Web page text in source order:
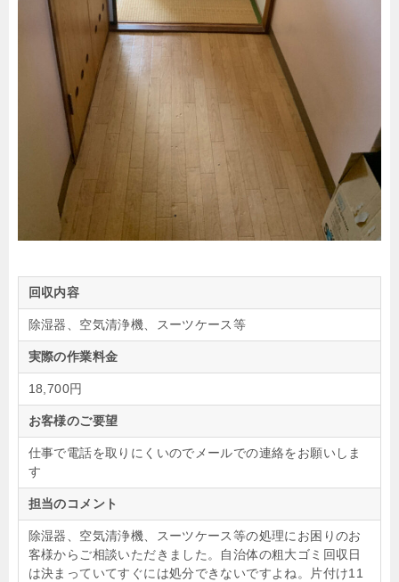
回収内容
除湿器、空気清浄機、スーツケース等
実際の作業料金
18,700円
お客様のご要望
仕事で電話を取りにくいのでメールでの連絡をお願いしま
す
担当のコメント
除湿器、空気清浄機、スーツケース等の処理にお困りのお
客様からご相談いただきました。自治体の粗大ゴミ回収日
は決まっていてすぐには処分できないですよね。片付け11